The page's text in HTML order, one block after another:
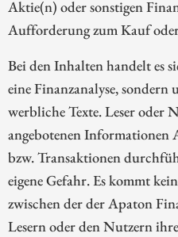
Aktie(n) oder sonstigen
Aufforderung zum Kauf
Bei den Inhalten handelt es
eine Finanzanalyse,
werbliche Texte. Leser oder
angebotenen Informationen
bzw. Transaktionen
eigene Gefahr. Es kommt
zwischen der der Apaton
Lesern oder den Nutzern